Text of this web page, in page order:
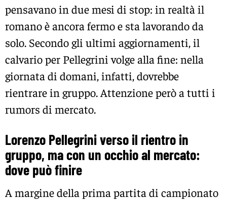
pensavano in due mesi di stop: in realtà il
romano è ancora fermo e sta lavorando da
solo. Secondo gli ultimi aggiornamenti, il
calvario per Pellegrini volge alla fine: nella
giornata di domani, infatti, dovrebbe
rientrare in gruppo. Attenzione però a tutti i
rumors di mercato.
Lorenzo Pellegrini verso il rientro in
gruppo, ma con un occhio al mercato:
dove può finire
A margine della prima partita di campionato